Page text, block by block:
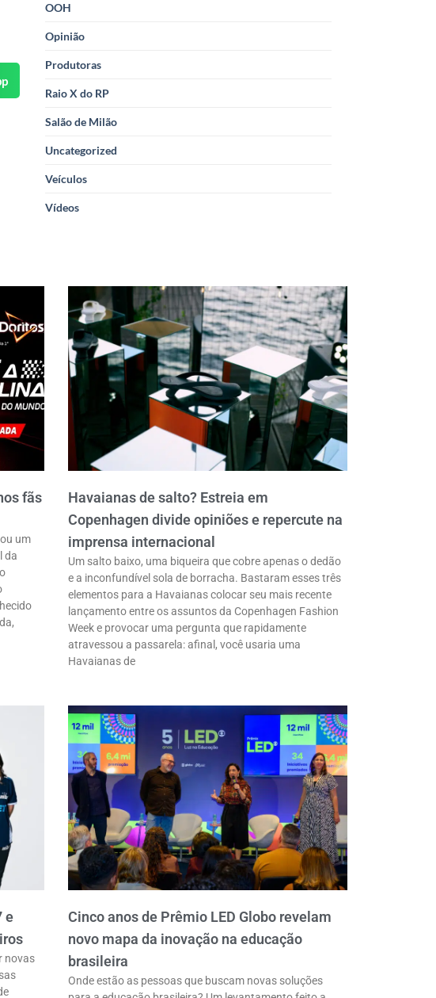
OOH
Opinião
Produtoras
Raio X do RP
Salão de Milão
Uncategorized
Veículos
Vídeos
fãs
um
da
Havaianas de salto? Estreia em
Copenhagen divide opiniões e repercute na
imprensa internacional
Um salto baixo, uma biqueira que cobre apenas o dedão
e a inconfundível sola de borracha. Bastaram esses três
elementos para a Havaianas colocar seu mais recente
lançamento entre os assuntos da Copenhagen Fashion
Week e provocar uma pergunta que rapidamente
atravessou a passarela: afinal, você usaria uma
Havaianas de
e
novas
Cinco anos de Prêmio LED Globo revelam
novo mapa da inovação na educação
brasileira
Onde estão as pessoas que buscam novas soluções